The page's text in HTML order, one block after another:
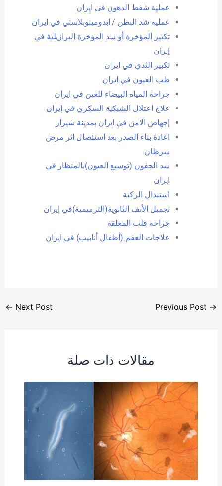
عملية شفط الدهون في ايران
عملية شد البطن / ابدومينوبلاستي في ايران
تكبير المؤخرة أو شد المؤخرة البرازيلية في
إيران
تكبير الثدي في ايران
طب العيون في ايران
جراحة المياه البيضاء للعين في ايران
علاج اعتلال الشبكية السكري في إيران
إجهاض الآمن في ايران بمدينة شيراز
اعادة بناء الصدر بعد استئصال اثر مرض
سرطان
شد الجفون (توسيع العيون)بالمنظار في
ايران
استبدال الركبة
تجميل الأنف الثانوية(الترميمية)في إيران
جراحة قلب المغلقة
علاجات العقم (أطفال أنابيب) في ايران
→
Next Post
←
مقالات ذات صلة